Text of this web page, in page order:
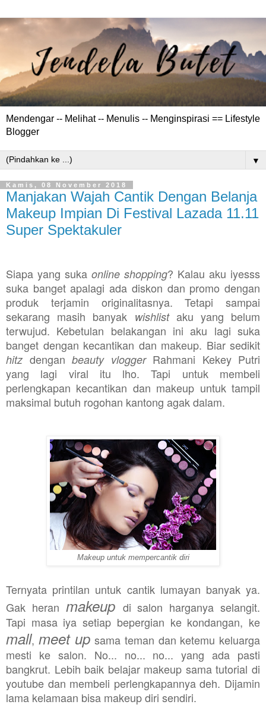
Mendengar -- Melihat -- Menulis -- Menginspirasi == Lifestyle
Blogger
▼
Kamis, 08 November 2018
Manjakan Wajah Cantik Dengan Belanja
Makeup Impian Di Festival Lazada 11.11
Super Spektakuler
Siapa yang suka online shopping? Kalau aku iyesss
suka banget apalagi ada diskon dan promo dengan
produk terjamin originalitasnya. Tetapi sampai
sekarang masih banyak wishlist aku yang belum
terwujud. Kebetulan belakangan ini aku lagi suka
banget dengan kecantikan dan makeup. Biar sedikit
hitz dengan beauty vloggerRahmani Kekey Putri
yang lagi viral itu lho. Tapi untuk membeli
perlengkapan kecantikan dan makeup untuk tampil
maksimal butuh rogohan kantong agak dalam.
Makeup untuk mempercantik diri
Ternyata printilan untuk cantik lumayan banyak ya.
Gak heran makeup di salon harganya selangit.
Tapi masa iya setiap bepergian ke kondangan, ke
mall, meet up sama teman dan ketemu keluarga
mesti ke salon. No... no... no... yang ada pasti
bangkrut. Lebih baik belajar makeup sama tutorial di
youtube dan membeli perlengkapannya deh. Dijamin
lama kelamaan bisa makeup diri sendiri.